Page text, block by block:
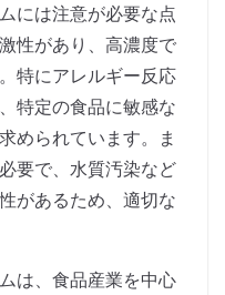
には注意が必要な点
性があり、高濃度で
特にアレルギー反応
特定の食品に敏感な
められています。ま
要で、水質汚染など
があるため、適切な
は、食品産業を中心